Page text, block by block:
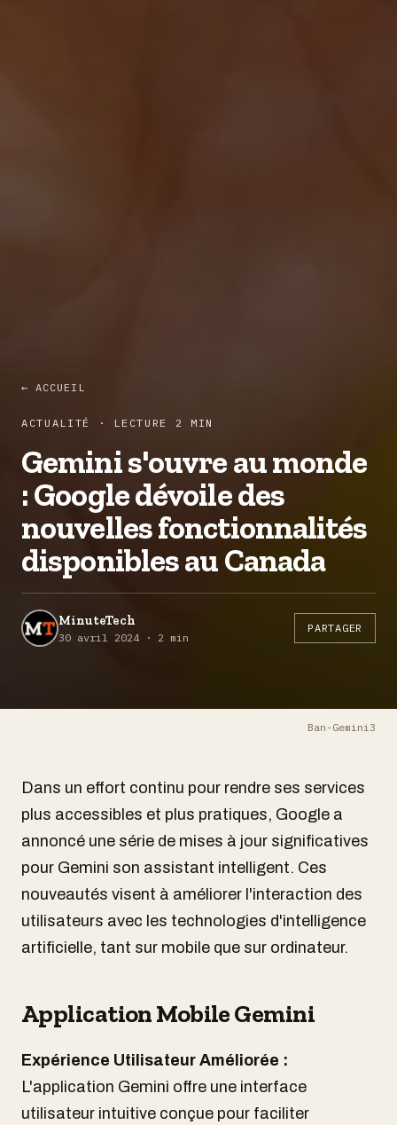
← ACCUEIL
ACTUALITÉ · LECTURE 2 MIN
Gemini s'ouvre au monde
: Google dévoile des
nouvelles fonctionnalités
disponibles au Canada
MinuteTech
30 avril 2024 · 2 min
PARTAGER
Ban-Gemini3
Dans un effort continu pour rendre ses services
plus accessibles et plus pratiques, Google a
annoncé une série de mises à jour significatives
pour Gemini son assistant intelligent. Ces
nouveautés visent à améliorer l'interaction des
utilisateurs avec les technologies d'intelligence
artificielle, tant sur mobile que sur ordinateur.
Application Mobile Gemini
Expérience Utilisateur Améliorée :
L'application Gemini offre une interface
utilisateur intuitive conçue pour faciliter